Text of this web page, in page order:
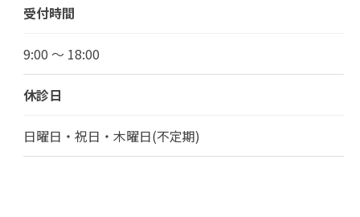
受付時間
9:00 ～ 18:00
休診日
日曜日・祝日・木曜日(不定期)